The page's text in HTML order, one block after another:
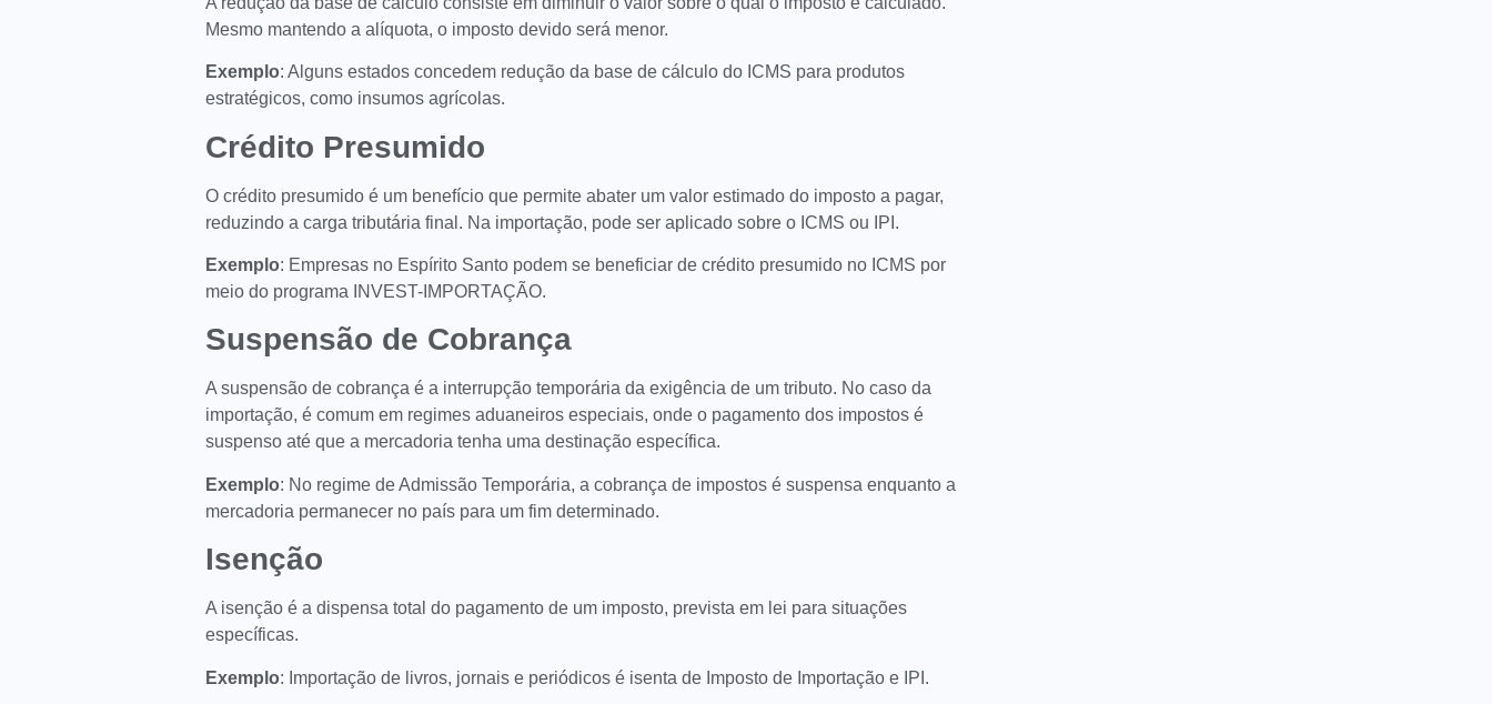
Mesmo mantendo a alíquota, o imposto devido será menor.
Exemplo: Alguns estados concedem redução da base de cálculo do ICMS para produtos
estratégicos, como insumos agrícolas.
Crédito Presumido
O crédito presumido é um benefício que permite abater um valor estimado do imposto a pagar,
reduzindo a carga tributária final. Na importação, pode ser aplicado sobre o ICMS ou IPI.
Exemplo: Empresas no Espírito Santo podem se beneficiar de crédito presumido no ICMS por
meio do programa INVEST-IMPORTAÇÃO.
Suspensão de Cobrança
A suspensão de cobrança é a interrupção temporária da exigência de um tributo. No caso da
importação, é comum em regimes aduaneiros especiais, onde o pagamento dos impostos é
suspenso até que a mercadoria tenha uma destinação específica.
Exemplo: No regime de Admissão Temporária, a cobrança de impostos é suspensa enquanto a
mercadoria permanecer no país para um fim determinado.
Isenção
A isenção é a dispensa total do pagamento de um imposto, prevista em lei para situações
específicas.
Exemplo: Importação de livros, jornais e periódicos é isenta de Imposto de Importação e IPI.